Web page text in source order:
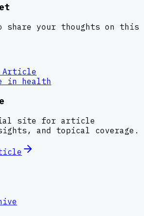
your thoughts on this
Article
in health
site for article
and topical coverage.